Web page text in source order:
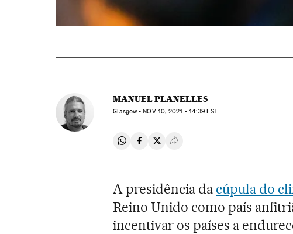
MANUEL PLANELLES
Glasgow -NOV10, 2021 - 14:39 EST
Compartir en Whatsapp
Compartir en Facebook
Compartir en Twitter
Desplegar Redes Sociales
A presidência da cúpula do
Reino Unido como país
incentivar os países a